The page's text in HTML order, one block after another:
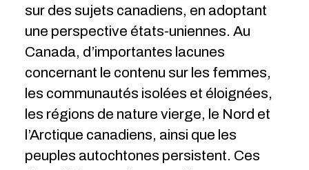
sur des sujets canadiens, en adoptant
une perspective états-uniennes. Au
Canada, d’importantes lacunes
concernant le contenu sur les femmes,
les communautés isolées et éloignées,
les régions de nature vierge, le Nord et
l’Arctique canadiens, ainsi que les
peuples autochtones persistent. Ces